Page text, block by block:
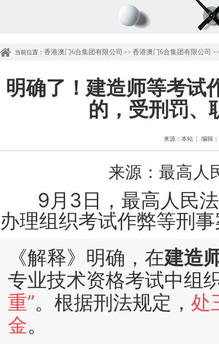
当前位置： 香港澳门6合集团有限公司 >> 香港澳门6合集团有限公司
明确了！建造师等考试
的，受刑罚、
来源：本站 | 编辑
来源：最高人
9月3日，最高人民法
办理组织考试作弊等刑
《解释》明确，在建造
专业技术资格考试中组
重”。根据刑法规定， 处
金。